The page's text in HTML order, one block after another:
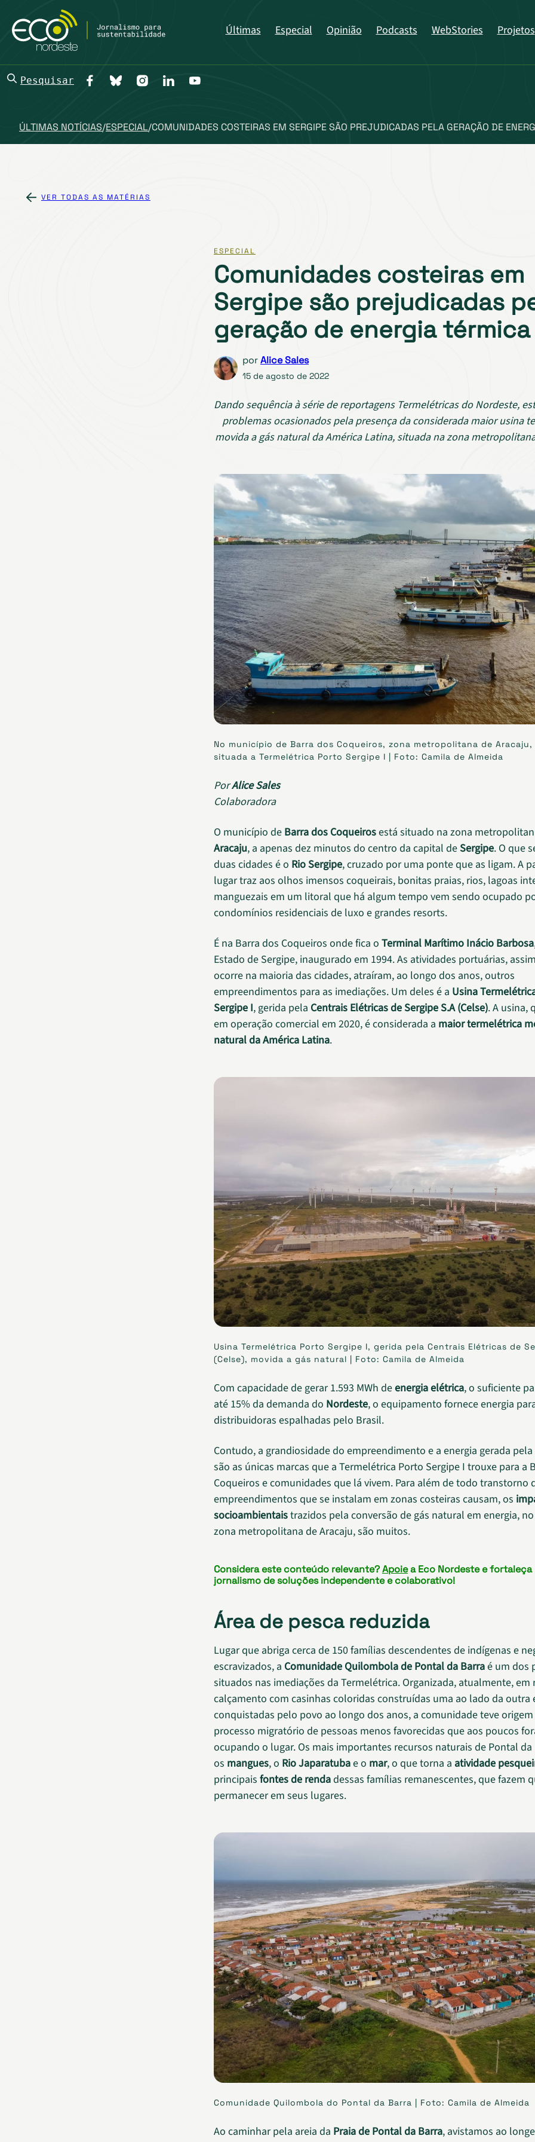
Últimas Especial Opinião Podcasts WebStories Projetos
Pesquisar
ÚLTIMAS NOTÍCIAS/ESPECIAL/COMUNIDADES COSTEIRAS EM SERGIPE SÃO PREJUDICADAS PELA GERAÇÃO DE
VER TODAS AS MATÉRIAS
ESPECIAL
Comunidades costeiras em
Sergipe são prejudicadas
geração de energia térmica
porAlice Sales
15 de agosto de 2022
Dando sequência à série de reportagens Termelétricas do Nordeste,
problemas ocasionados pela presença da considerada maior usina
movida a gás natural da América Latina, situada na zona
No município de Barra dos Coqueiros, zona metropolitana de
situada a Termelétrica Porto Sergipe I | Foto: Camila de Almeida
PorAlice Sales
Colaboradora
O município de Barra dos Coqueirosestá situado na zona
Aracaju, a apenas dez minutos do centro da capital de Sergipe. O que
duas cidades é o Rio Sergipe, cruzado por uma ponte que as ligam. A
lugar traz aos olhos imensos coqueirais, bonitas praias, rios, lagoas
manguezais em um litoral que há algum tempo vem sendo ocupado
condomínios residenciais de luxo e grandes resorts.
É na Barra dos Coqueiros onde fica o Terminal Marítimo Inácio Barbosa
Estado de Sergipe, inaugurado em 1994. As atividades portuárias,
ocorre na maioria das cidades, atraíram, ao longo dos anos, outros
empreendimentos para as imediações. Um deles é a Usina
Sergipe I, gerida pela Centrais Elétricas de Sergipe S.A (Celse). A usina,
em operação comercial em 2020, é considerada a maior termelétrica
natural da América Latina.
Usina Termelétrica Porto Sergipe I, gerida pela Centrais Elétricas de
(Celse), movida a gás natural | Foto: Camila de Almeida
Com capacidade de gerar 1.593 MWh deenergia elétrica, o suficiente
até 15% da demanda do Nordeste, o equipamento fornece energia
distribuidoras espalhadas pelo Brasil.
Contudo, a grandiosidade do empreendimento e a energia gerada
são as únicas marcas que a Termelétrica Porto Sergipe I trouxe para a
Coqueiros e comunidades que lá vivem. Para além de todo transtorno
empreendimentos que se instalam em zonas costeiras causam, os
socioambientaistrazidos pela conversão de gás natural em energia,
zona metropolitana de Aracaju, são muitos.
Considera este conteúdo relevante?Apoiea Eco Nordeste e fortaleça
jornalismo de soluções independente e colaborativo!
Área de pesca reduzida
Lugar que abriga cerca de 150 famílias descendentes de indígenas e
escravizados, a Comunidade Quilombola de Pontal da Barraé um dos
situados nas imediações da Termelétrica. Organizada, atualmente, em
calçamento com casinhas coloridas construídas uma ao lado da outra
conquistadas pelo povo ao longo dos anos, a comunidade teve
processo migratório de pessoas menos favorecidas que aos poucos
ocupando o lugar. Os mais importantes recursos naturais de Pontal da
os mangues, o Rio Japaratubae o mar, o que torna a atividade
principais fontes de rendadessas famílias remanescentes, que fazem
permanecer em seus lugares.
Comunidade Quilombola do Pontal da Barra | Foto: Camila de Almeida
Ao caminhar pela areia da Praia de Pontal da Barra, avistamos ao